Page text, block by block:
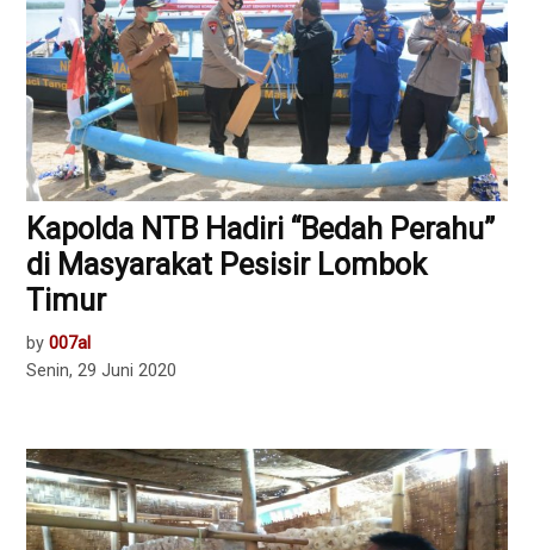
Kapolda NTB Hadiri “Bedah Perahu”
di Masyarakat Pesisir Lombok
Timur
by 007al
Senin, 29 Juni 2020